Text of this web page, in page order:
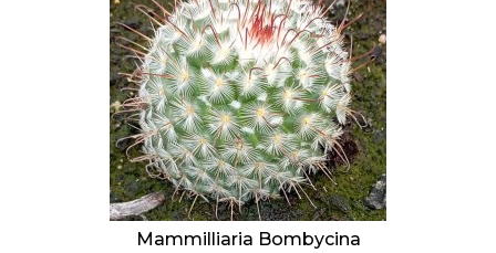
Mammilliaria Bombycina